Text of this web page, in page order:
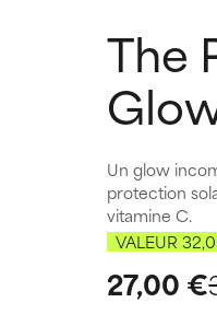
The
Un glow
protection
vitamine C.
VALEUR
27,00 €